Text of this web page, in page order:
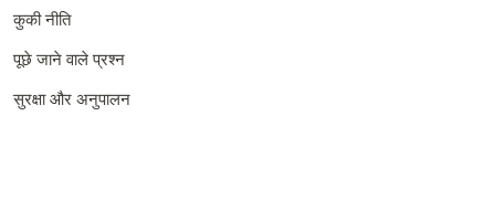
कुकी नीति
पूछे जाने वाले प्रश्न
सुरक्षा और अनुपालन